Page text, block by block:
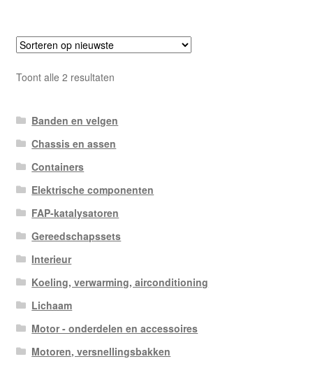
Toont alle 2 resultatenGesorteerd
Banden en velgen
Chassis en assen
Containers
Elektrische componenten
FAP-katalysatoren
Gereedschapssets
Interieur
Koeling, verwarming, airconditioning
Lichaam
Motor - onderdelen en accessoires
Motoren, versnellingsbakken